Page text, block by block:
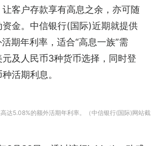
客户存款享有高息之余，亦可随
金。中信银行(国际)近期就提供
期年利率，适合“高息一族”需
及人民币3种货币选择，同时登
活期利息。
达5.08%的额外活期年利率。（中信银行(国际)网站截